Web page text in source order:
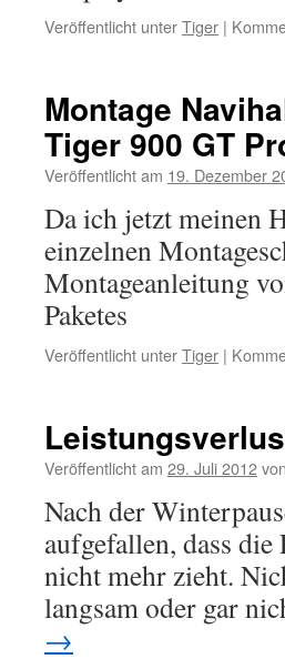
Veröffentlicht unterTiger |
Montage
Tiger 900 GT
Veröffentlicht am 19. Dezember
Da ich jetzt meinen
einzelnen
Montageanleitung
Paketes
Veröffentlicht unterTiger |
Veröffentlicht am 29. Juli 2012von
Nach der
aufgefallen, dass
nicht mehr zieht.
langsam oder gar
→